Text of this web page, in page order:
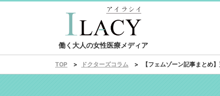
働く大人の女性医療メディア
TOP ドクターズコラム 【フェムゾーン記事まとめ